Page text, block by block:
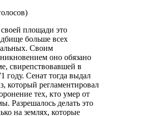
площади это
больше всех
Своим
оно обязано
свирепствовавшей в
году. Сенат тогда выдал
который регламентировал
тех, кто умер от
Разрешалось делать это
на землях, которые